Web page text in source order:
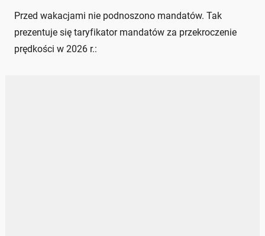
Przed wakacjami nie podnoszono mandatów. Tak
prezentuje się taryfikator mandatów za przekroczenie
prędkości w 2026 r.: